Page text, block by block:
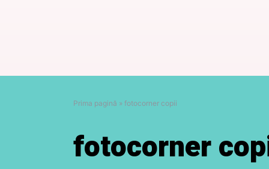
Prima pagină » fotocorner copii
fotocorner